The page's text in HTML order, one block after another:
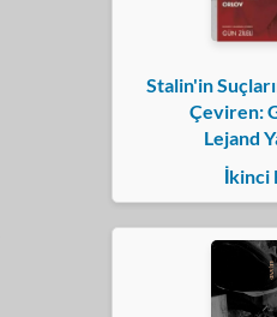
Stalin'in
Çeviren:
Lejand
İkinci